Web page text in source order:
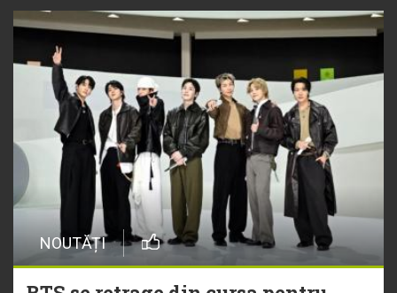
NOUTĂȚI